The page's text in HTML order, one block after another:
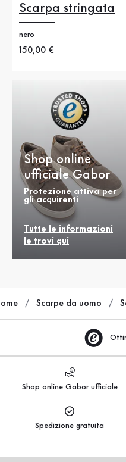
Scarpa stringata
nero
Nuovo prezzo
150,00 €
Shop online
ufficiale Gabor
Protezione attiva per
gli acquirenti
Tutte le informazioni
le trovi qui
Scarpe da uomo
Shop online Gabor ufficiale
Spedizione gratuita